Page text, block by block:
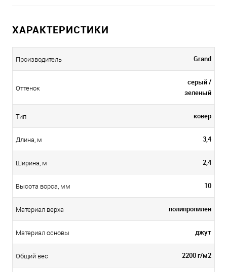
ХАРАКТЕРИСТИКИ
Производитель Grand
Оттенок
серый /
зеленый
Тип ковер
Длина, м 3,4
Ширина, м 2,4
Высота ворса, мм 10
Материал верха полипропилен
Материал основы джут
Общий вес 2200 г/м2